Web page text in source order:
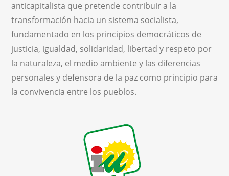
anticapitalista que pretende contribuir a la
transformación hacia un sistema socialista,
fundamentado en los principios democráticos de
justicia, igualdad, solidaridad, libertad y respeto por
la naturaleza, el medio ambiente y las diferencias
personales y defensora de la paz como principio para
la convivencia entre los pueblos.